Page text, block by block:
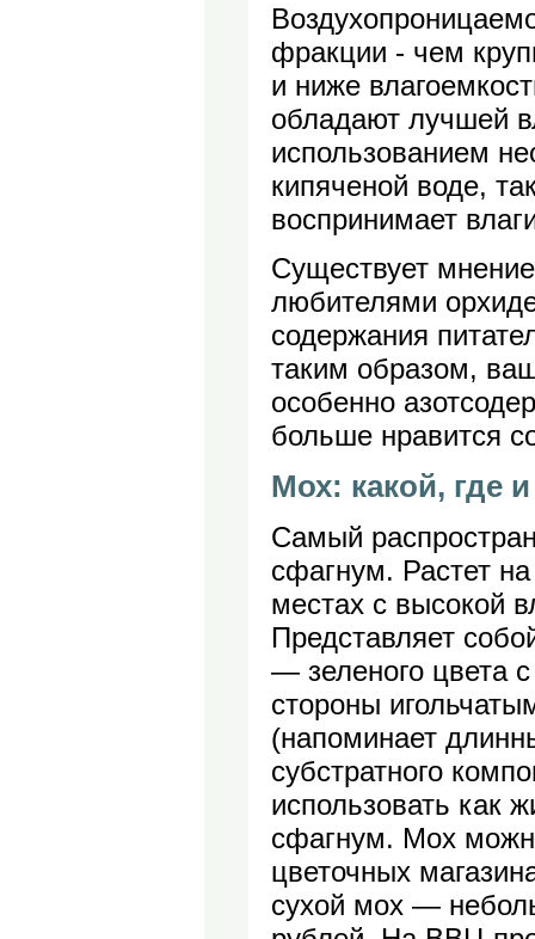
фракции - чем
и ниже
обладают лучшей
использованием
кипяченой воде,
воспринимает
Существует
любителями
содержания
таким образом,
особенно
больше нравится
Мох: какой, где
Самый
сфагнум. Растет
местах с высокой
Представляет
— зеленого цвета
стороны
(напоминает
субстратного
использовать как
сфагнум. Мох
цветочных
сухой мох —